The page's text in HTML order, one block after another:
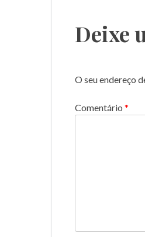
Deixe
O seu endereço
Comentário *